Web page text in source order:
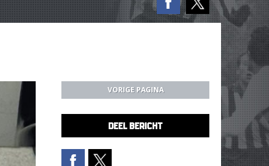
VORIGE PAGINA
DEEL BERICHT